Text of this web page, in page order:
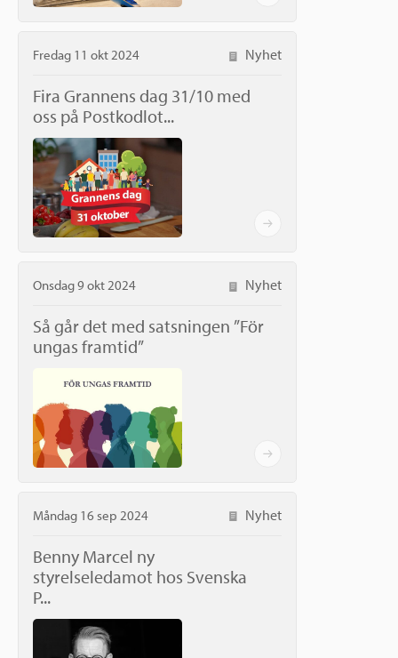
Fredag 11 okt 2024 Nyhet
Fira Grannens dag 31/10 med
oss på Postkodlot...
Onsdag 9 okt 2024 Nyhet
Så går det med satsningen ”För
ungas framtid”
Måndag 16 sep 2024 Nyhet
Benny Marcel ny
styrelseledamot hos Svenska
P...